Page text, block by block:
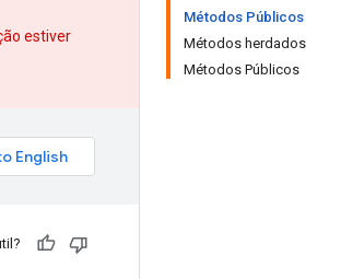
Métodos Públicos
Métodos herdados
Métodos Públicos
estiver